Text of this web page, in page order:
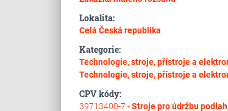
Lokalita:
Celá Česká republika
Kategorie:
Technologie, stroje, přístroje a
Technologie, stroje, přístroje a
CPV kódy:
39713400-7 -Stroje pro údržbu podlah,